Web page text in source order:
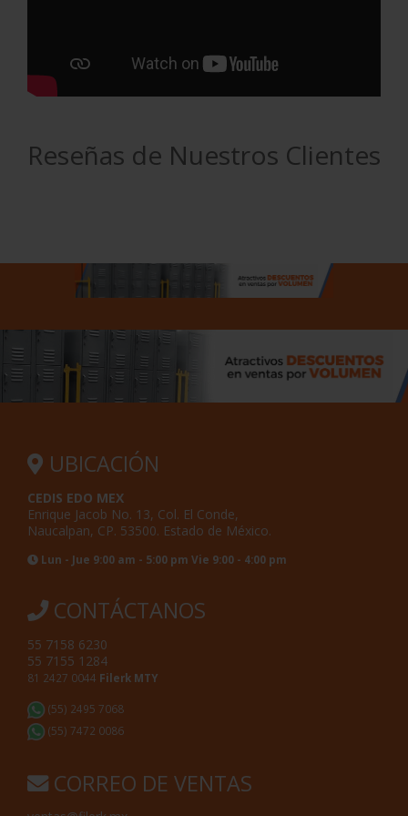
Reseñas de Nuestros Clientes
UBICACIÓN
CEDIS EDO MEX
Enrique Jacob No. 13, Col. El Conde,
Naucalpan, CP. 53500. Estado de México.
Lun - Jue 9:00 am - 5:00 pm Vie 9:00 - 4:00 pm
CONTÁCTANOS
55 7158 6230
55 7155 1284
81 2427 0044 Filerk MTY
(55) 2495 7068
(55) 7472 0086
CORREO DE VENTAS